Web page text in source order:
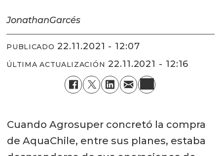
JonathanGarcés
PUBLICADO 22.11.2021 - 12:07
ÚLTIMA ACTUALIZACIÓN 22.11.2021 - 12:16
Cuando Agrosuper concretó la compra
de AquaChile, entre sus planes, estaba